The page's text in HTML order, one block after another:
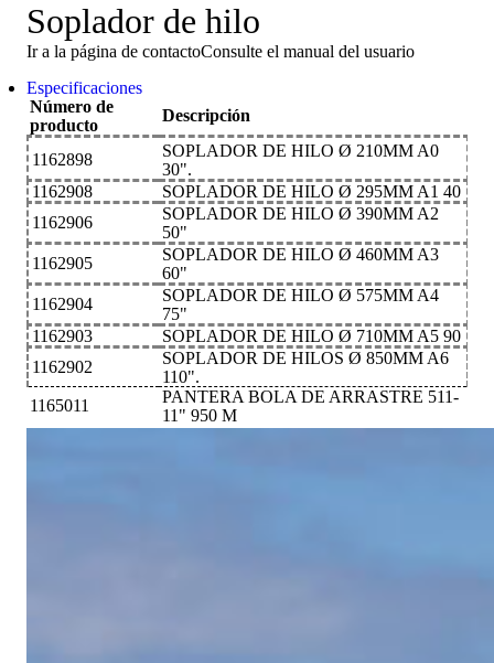
Soplador de hilo
Ir a la página de contactoConsulte el manual del usuario
Especificaciones
Número de
producto
Descripción
1162898
SOPLADOR DE HILO Ø 210MM A0
30".
1162908
SOPLADOR DE HILO Ø 295MM A1 40
1162906
SOPLADOR DE HILO Ø 390MM A2
50"
1162905
SOPLADOR DE HILO Ø 460MM A3
60"
1162904
SOPLADOR DE HILO Ø 575MM A4
75"
1162903
SOPLADOR DE HILO Ø 710MM A5 90
1162902
SOPLADOR DE HILOS Ø 850MM A6
110".
1165011
PANTERA BOLA DE ARRASTRE 511-
11" 950 M